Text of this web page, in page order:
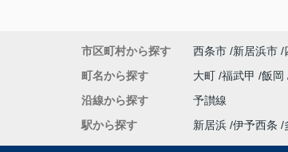
市区町村から探す 西条市 新居浜市
町名から探す
大町 福武甲 飯岡
沿線から探す
予讃線
駅から探す
新居浜 伊予西条